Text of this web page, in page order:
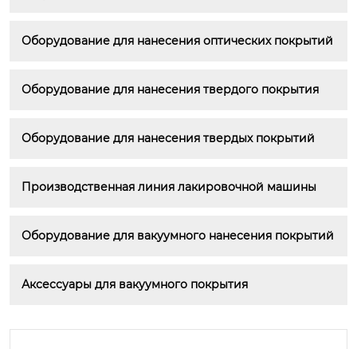
Оборудование для нанесения оптических покрытий
Оборудование для нанесения твердого покрытия
Оборудование для нанесения твердых покрытий
Производственная линия лакировочной машины
Оборудование для вакуумного нанесения покрытий
Аксессуары для вакуумного покрытия